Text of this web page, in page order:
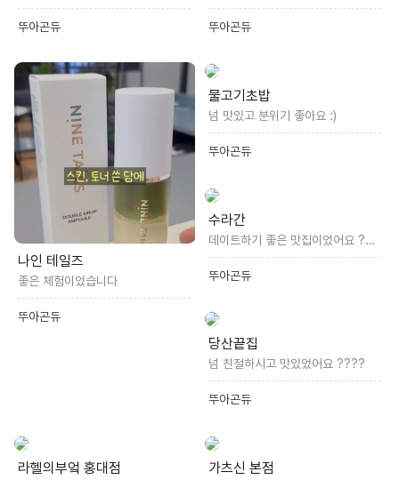
뚜아곤듀 뚜아곤듀
나인 테일즈
좋은 체험이었습니다
뚜아곤듀
물고기초밥
넘 맛있고 분위기 좋아요 :)
뚜아곤듀
수라간
데이트하기 좋은 맛집이었어요 ????
뚜아곤듀
당산끝집
넘 친절하시고 맛있었어요 ????
뚜아곤듀
라헬의부엌 홍대점 가츠신 본점